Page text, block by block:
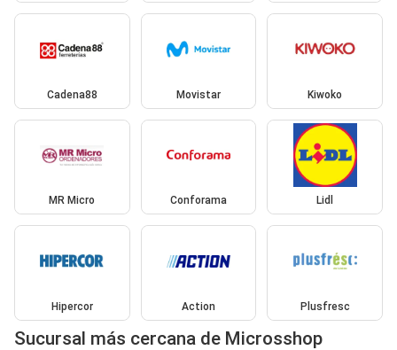
Cadena88 Movistar Kiwoko
MR Micro Conforama Lidl
Hipercor Action Plusfresc
Sucursal más cercana de Microsshop